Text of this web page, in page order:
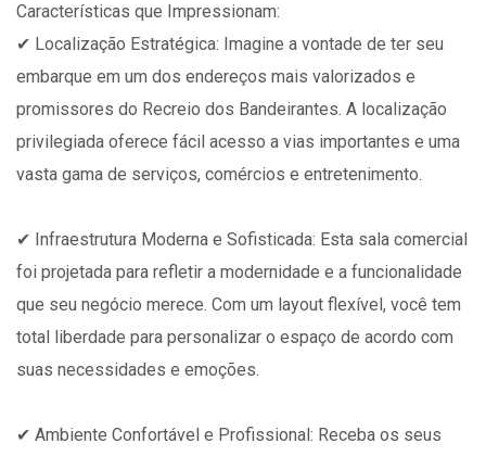
Características que Impressionam:
✔ Localização Estratégica: Imagine a vontade de ter seu
embarque em um dos endereços mais valorizados e
promissores do Recreio dos Bandeirantes. A localização
privilegiada oferece fácil acesso a vias importantes e uma
vasta gama de serviços, comércios e entretenimento.
✔ Infraestrutura Moderna e Sofisticada: Esta sala comercial
foi projetada para refletir a modernidade e a funcionalidade
que seu negócio merece. Com um layout flexível, você tem
total liberdade para personalizar o espaço de acordo com
suas necessidades e emoções.
✔ Ambiente Confortável e Profissional: Receba os seus